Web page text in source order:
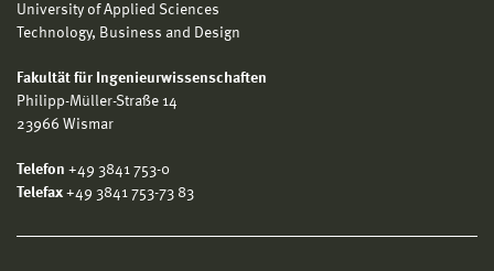
University of Applied Sciences
Technology, Business and Design
Fakultät für Ingenieurwissenschaften
Philipp-Müller-Straße 14
23966 Wismar
Telefon +49 3841 753-0
Telefax +49 3841 753-73 83